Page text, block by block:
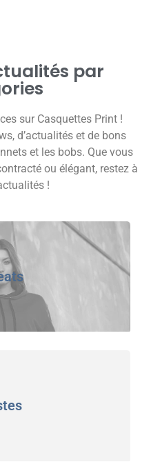
par
sur Casquettes Print !
d’actualités et de bons
et les bobs. Que vous
ou élégant, restez à
!